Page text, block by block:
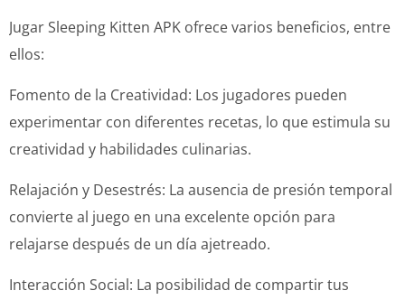
Jugar Sleeping Kitten APK ofrece varios beneficios, entre
ellos:
Fomento de la Creatividad: Los jugadores pueden
experimentar con diferentes recetas, lo que estimula su
creatividad y habilidades culinarias.
Relajación y Desestrés: La ausencia de presión temporal
convierte al juego en una excelente opción para
relajarse después de un día ajetreado.
Interacción Social: La posibilidad de compartir tus